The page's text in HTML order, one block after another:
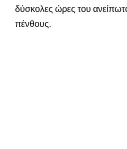
δύσκολες ώρες του
πένθους.